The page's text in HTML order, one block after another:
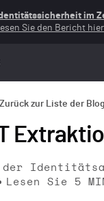
im
Sie den Bericht
Zurück zur Liste der
der
Lesen Sie
5